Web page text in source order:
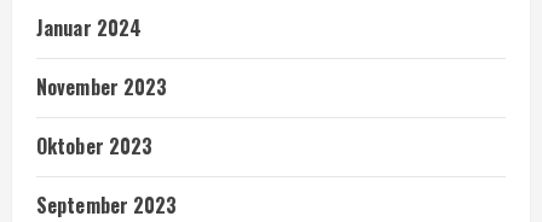
Januar 2024
November 2023
Oktober 2023
September 2023